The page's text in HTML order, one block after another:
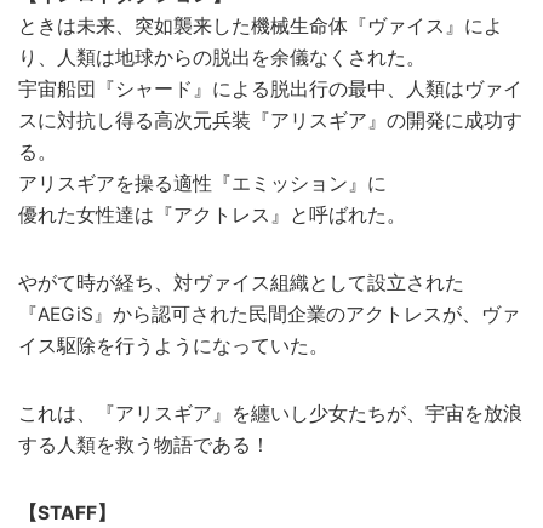
ときは未来、突如襲来した機械生命体『ヴァイス』によ
り、人類は地球からの脱出を余儀なくされた。
宇宙船団『シャード』による脱出行の最中、人類はヴァイ
スに対抗し得る高次元兵装『アリスギア』の開発に成功す
る。
アリスギアを操る適性『エミッション』に
優れた女性達は『アクトレス』と呼ばれた。
やがて時が経ち、対ヴァイス組織として設立された
『AEGiS』から認可された民間企業のアクトレスが、ヴァ
イス駆除を行うようになっていた。
これは、『アリスギア』を纏いし少女たちが、宇宙を放浪
する人類を救う物語である！
【STAFF】